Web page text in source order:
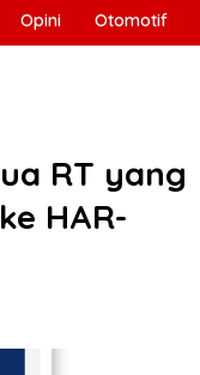
Opini Otomotif
RT yang
HAR-